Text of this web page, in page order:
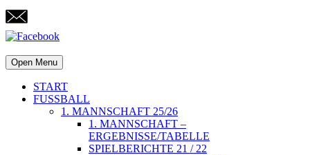
Open Menu
START
FUSSBALL
1. MANNSCHAFT 25/26
1. MANNSCHAFT –
ERGEBNISSE/TABELLE
SPIELBERICHTE 21 / 22